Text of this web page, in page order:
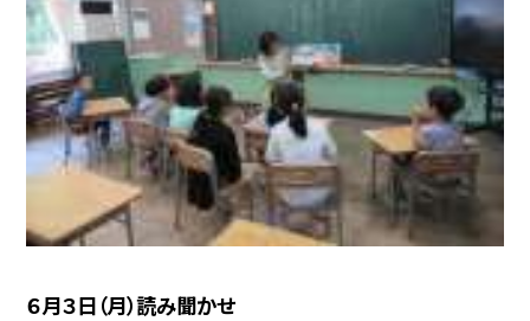
６月３日（月）読み聞かせ